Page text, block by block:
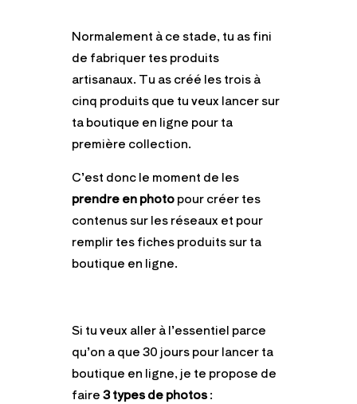
Normalement à ce stade, tu as fini
de fabriquer tes produits
artisanaux. Tu as créé les trois à
cinq produits que tu veux lancer sur
ta boutique en ligne pour ta
première collection.
C’est donc le moment de les
prendre en photopour créer tes
contenus sur les réseaux et pour
remplir tes fiches produits sur ta
boutique en ligne.
Si tu veux aller à l’essentiel parce
qu’on a que 30 jours pour lancer ta
boutique en ligne, je te propose de
faire3 types de photos: